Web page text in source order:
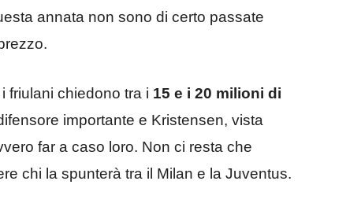
annata non sono di certo passate
friulani chiedono tra i 15 e i 20 milioni di
importante e Kristensen, vista
far a caso loro. Non ci resta che
chi la spunterà tra il Milan e la Juventus.